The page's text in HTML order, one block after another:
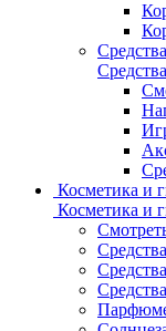
Косметика и
Косметика и